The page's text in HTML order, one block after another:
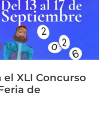
XLI Concurso
de